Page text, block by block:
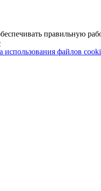
правильную
использования файлов